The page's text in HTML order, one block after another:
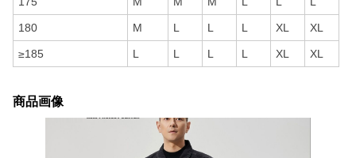
180 M L L L XL XL
≥185 L L L L XL XL
商品画像